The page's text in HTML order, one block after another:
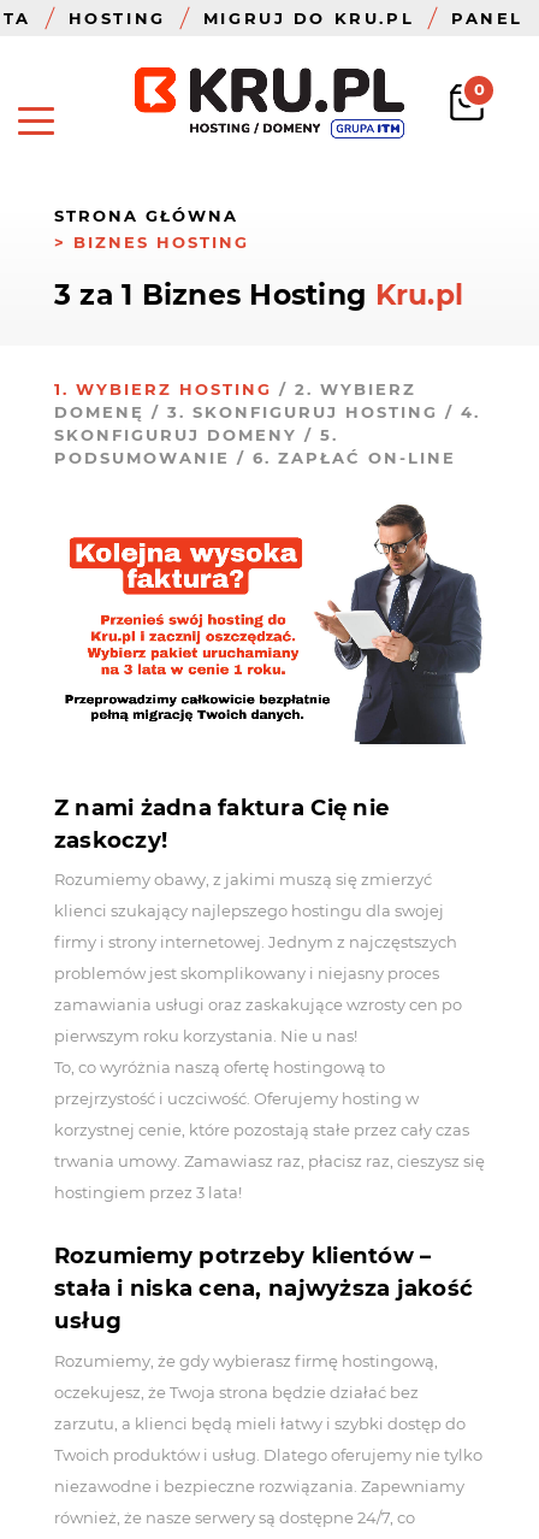
HOSTING MIGRUJ DO KRU.PL PANEL
0
STRONA GŁÓWNA
BIZNES HOSTING
3 za 1 Biznes Hosting Kru.pl
1. WYBIERZ HOSTING / 2. WYBIERZ
DOMENĘ / 3. SKONFIGURUJ HOSTING / 4.
SKONFIGURUJ DOMENY / 5.
PODSUMOWANIE / 6. ZAPŁAĆ ON-LINE
Z nami żadna faktura Cię nie
zaskoczy!
Rozumiemy obawy, z jakimi muszą się zmierzyć
klienci szukający najlepszego hostingu dla swojej
firmy i strony internetowej. Jednym z najczęstszych
problemów jest skomplikowany i niejasny proces
zamawiania usługi oraz zaskakujące wzrosty cen po
pierwszym roku korzystania. Nie u nas!
To, co wyróżnia naszą ofertę hostingową to
przejrzystość i uczciwość. Oferujemy hosting w
korzystnej cenie, które pozostają stałe przez cały czas
trwania umowy. Zamawiasz raz, płacisz raz, cieszysz się
hostingiem przez 3 lata!
Rozumiemy potrzeby klientów –
stała i niska cena, najwyższa jakość
usług
Rozumiemy, że gdy wybierasz firmę hostingową,
oczekujesz, że Twoja strona będzie działać bez
zarzutu, a klienci będą mieli łatwy i szybki dostęp do
Twoich produktów i usług. Dlatego oferujemy nie tylko
niezawodne i bezpieczne rozwiązania. Zapewniamy
również, że nasze serwery są dostępne 24/7, co